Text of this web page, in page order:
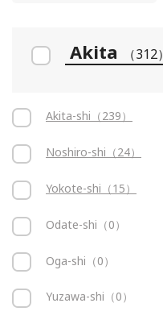
Akita （312）
Akita-shi（239）
Noshiro-shi（24）
Yokote-shi（15）
Odate-shi（0）
Oga-shi（0）
Yuzawa-shi（0）